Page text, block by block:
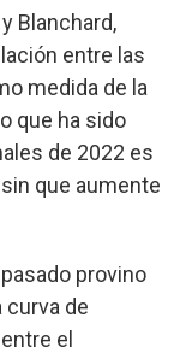
Blanchard,
entre las
medida de la
que ha sido
de 2022 es
que aumente
provino
curva de
el